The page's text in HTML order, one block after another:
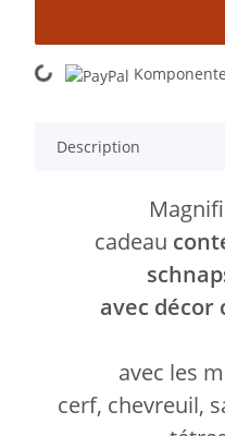
Loading...
Description
cadeau
avec décor
avec les
cerf, chevreuil,